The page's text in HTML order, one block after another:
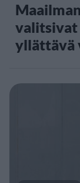
valitsivat
yllättävä